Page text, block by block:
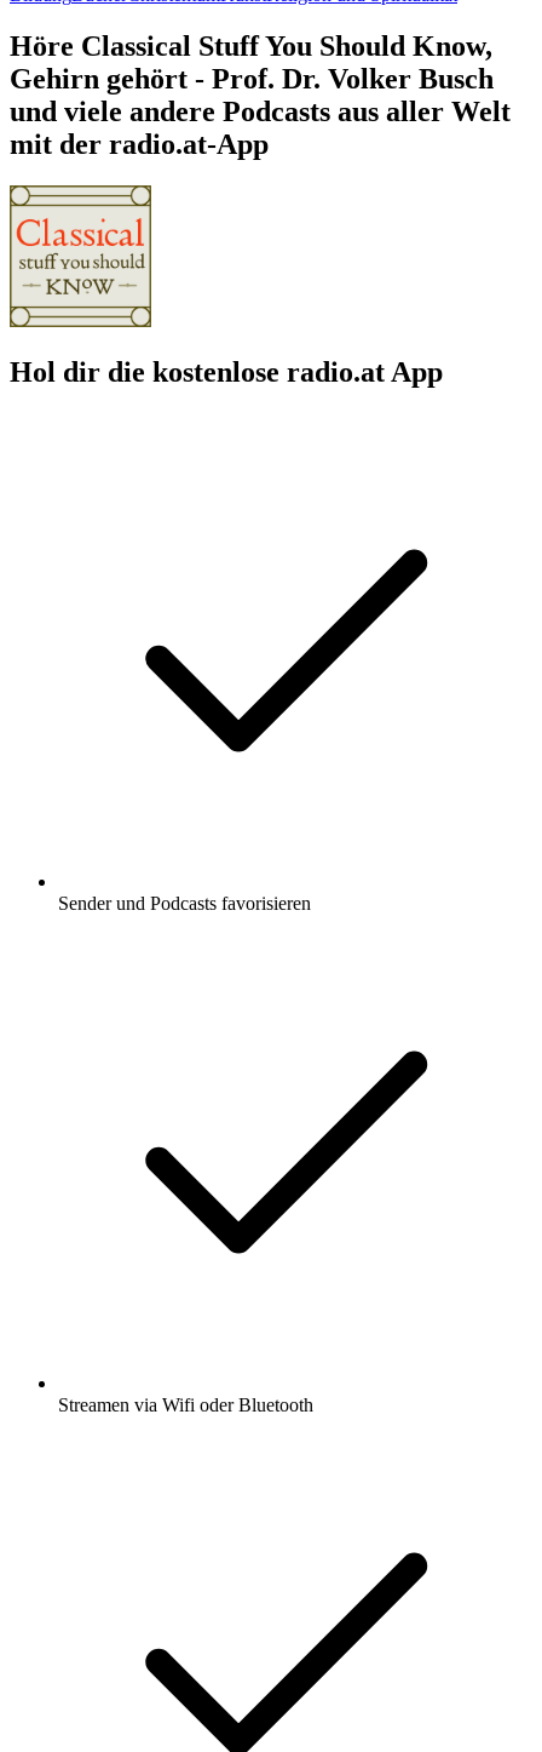
Höre Classical Stuff You Should Know,
Gehirn gehört - Prof. Dr. Volker Busch
und viele andere Podcasts aus aller Welt
mit der radio.at-App
Hol dir die kostenlose radio.at App
Sender und Podcasts favorisieren
Streamen via Wifi oder Bluetooth